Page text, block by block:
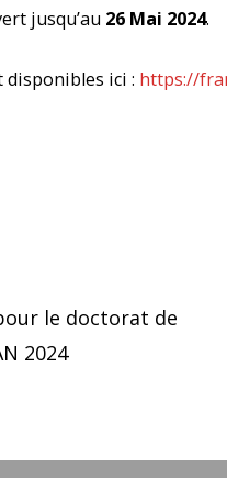
jusqu’au 26 Mai 2024.
ici : https://
le doctorat de
2024